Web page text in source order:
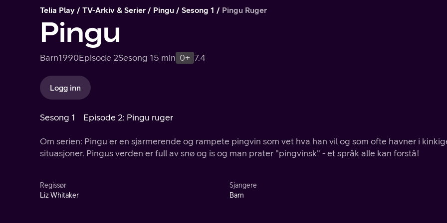
Telia Play TV-Arkiv & Serier Pingu Sesong 1 Pingu Ruger
Pingu
Barn1990Episode 2Sesong 15 min 0+ 7.4
Logg inn
Sesong 1 Episode 2: Pingu ruger
Om serien: Pingu er en sjarmerende og rampete pingvin som vet hva han vil og som ofte havner i
situasjoner. Pingus verden er full av snø og is og man prater "pingvinsk" - et språk alle kan forstå!
Regissør
Liz Whitaker
Sjangere
Barn